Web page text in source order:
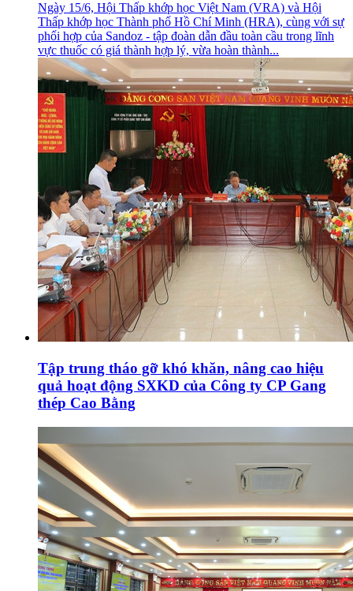
Ngày 15/6, Hội Thấp khớp học Việt Nam (VRA) và Hội
Thấp khớp học Thành phố Hồ Chí Minh (HRA), cùng với sự
phối hợp của Sandoz - tập đoàn dẫn đầu toàn cầu trong lĩnh
vực thuốc có giá thành hợp lý, vừa hoàn thành...
Tập trung tháo gỡ khó khăn, nâng cao hiệu
quả hoạt động SXKD của Công ty CP Gang
thép Cao Bằng